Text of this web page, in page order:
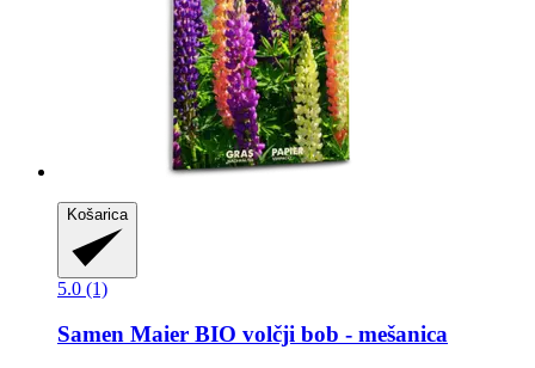
Košarica
5.0 (1)
Samen Maier BIO volčji bob -​ mešanica